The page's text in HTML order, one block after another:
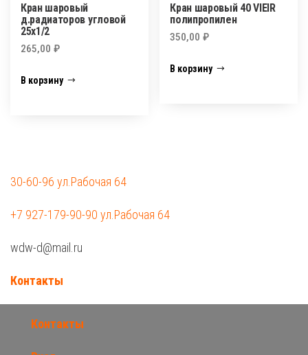
Кран шаровый
д.радиаторов угловой
25х1/2
265,00 ₽
В корзину
Кран шаровый 40 VIEIR
полипропилен
350,00₽
В корзину
30-60-96 ул.Рабочая 64
+7 927-179-90-90 ул.Рабочая 64
wdw-d@mail.ru
Контакты
Контакты